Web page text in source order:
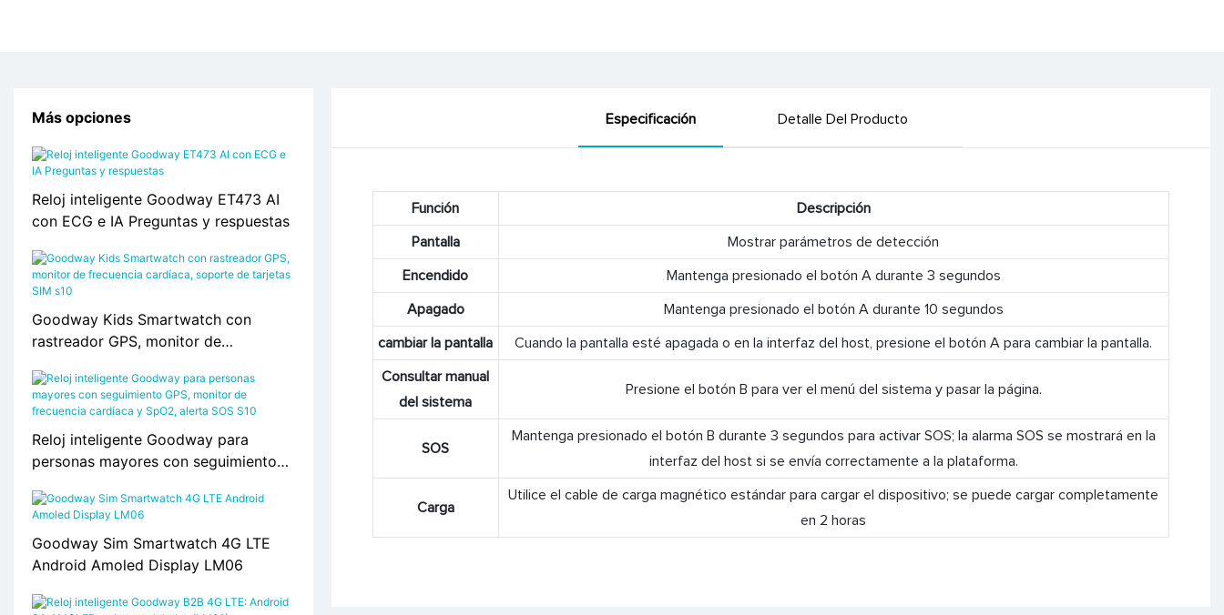
Especificación Detalle Del Producto
Función Descripción
Pantalla Mostrar parámetros de detección
Encendido Mantenga presionado el botón A durante 3 segundos
Apagado Mantenga presionado el botón A durante 10 segundos
cambiar la pantalla Cuando la pantalla esté apagada o en la interfaz del host, presione el botón A para cambiar la pantalla.
Consultar manual
del sistema
Presione el botón B para ver el menú del sistema y pasar la página.
SOS
Mantenga presionado el botón B durante 3 segundos para activar SOS; la alarma SOS se mostrará en la
interfaz del host si se envía correctamente a la plataforma.
Carga
Utilice el cable de carga magnético estándar para cargar el dispositivo; se puede cargar completamente
en 2 horas
Más opciones
Reloj inteligente Goodway ET473 AI
con ECG e IA Preguntas y respuestas
Goodway Kids Smartwatch con
rastreador GPS, monitor de
tarjetas SIM s10
Reloj inteligente Goodway para
personas mayores con seguimiento
y SpO2, alerta SOS S10
Goodway Sim Smartwatch 4G LTE
Android Amoled Display LM06